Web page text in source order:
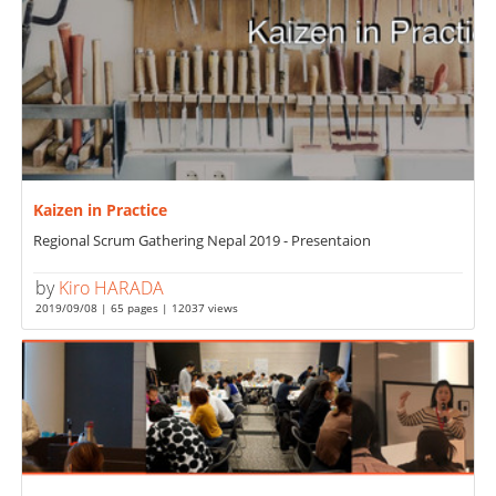
Kaizen in Practice
Regional Scrum Gathering Nepal 2019 - Presentaion
byKiro HARADA
2019/09/08 | 65 pages | 12037 views